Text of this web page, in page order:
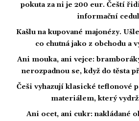
pokuta za ni je 200 eur. Čeští
informační
Kašlu na kupované majonézy.
co chutná jako z obchodu a
Ani mouka, ani vejce:
nerozpadnou se, když do těsta
Češi vyhazují klasické teflonové
materiálem, který
Ani ocet, ani cukr: nakládané